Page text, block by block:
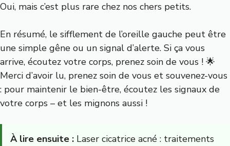
Oui, mais c’est plus rare chez nos chers petits.
En résumé, le sifflement de l’oreille gauche peut être
une simple gêne ou un signal d’alerte. Si ça vous
arrive, écoutez votre corps, prenez soin de vous ! 🌟
Merci d’avoir lu, prenez soin de vous et souvenez-vous
: pour maintenir le bien-être, écoutez les signaux de
votre corps – et les mignons aussi !
À lire ensuite : Laser cicatrice acné : traitements